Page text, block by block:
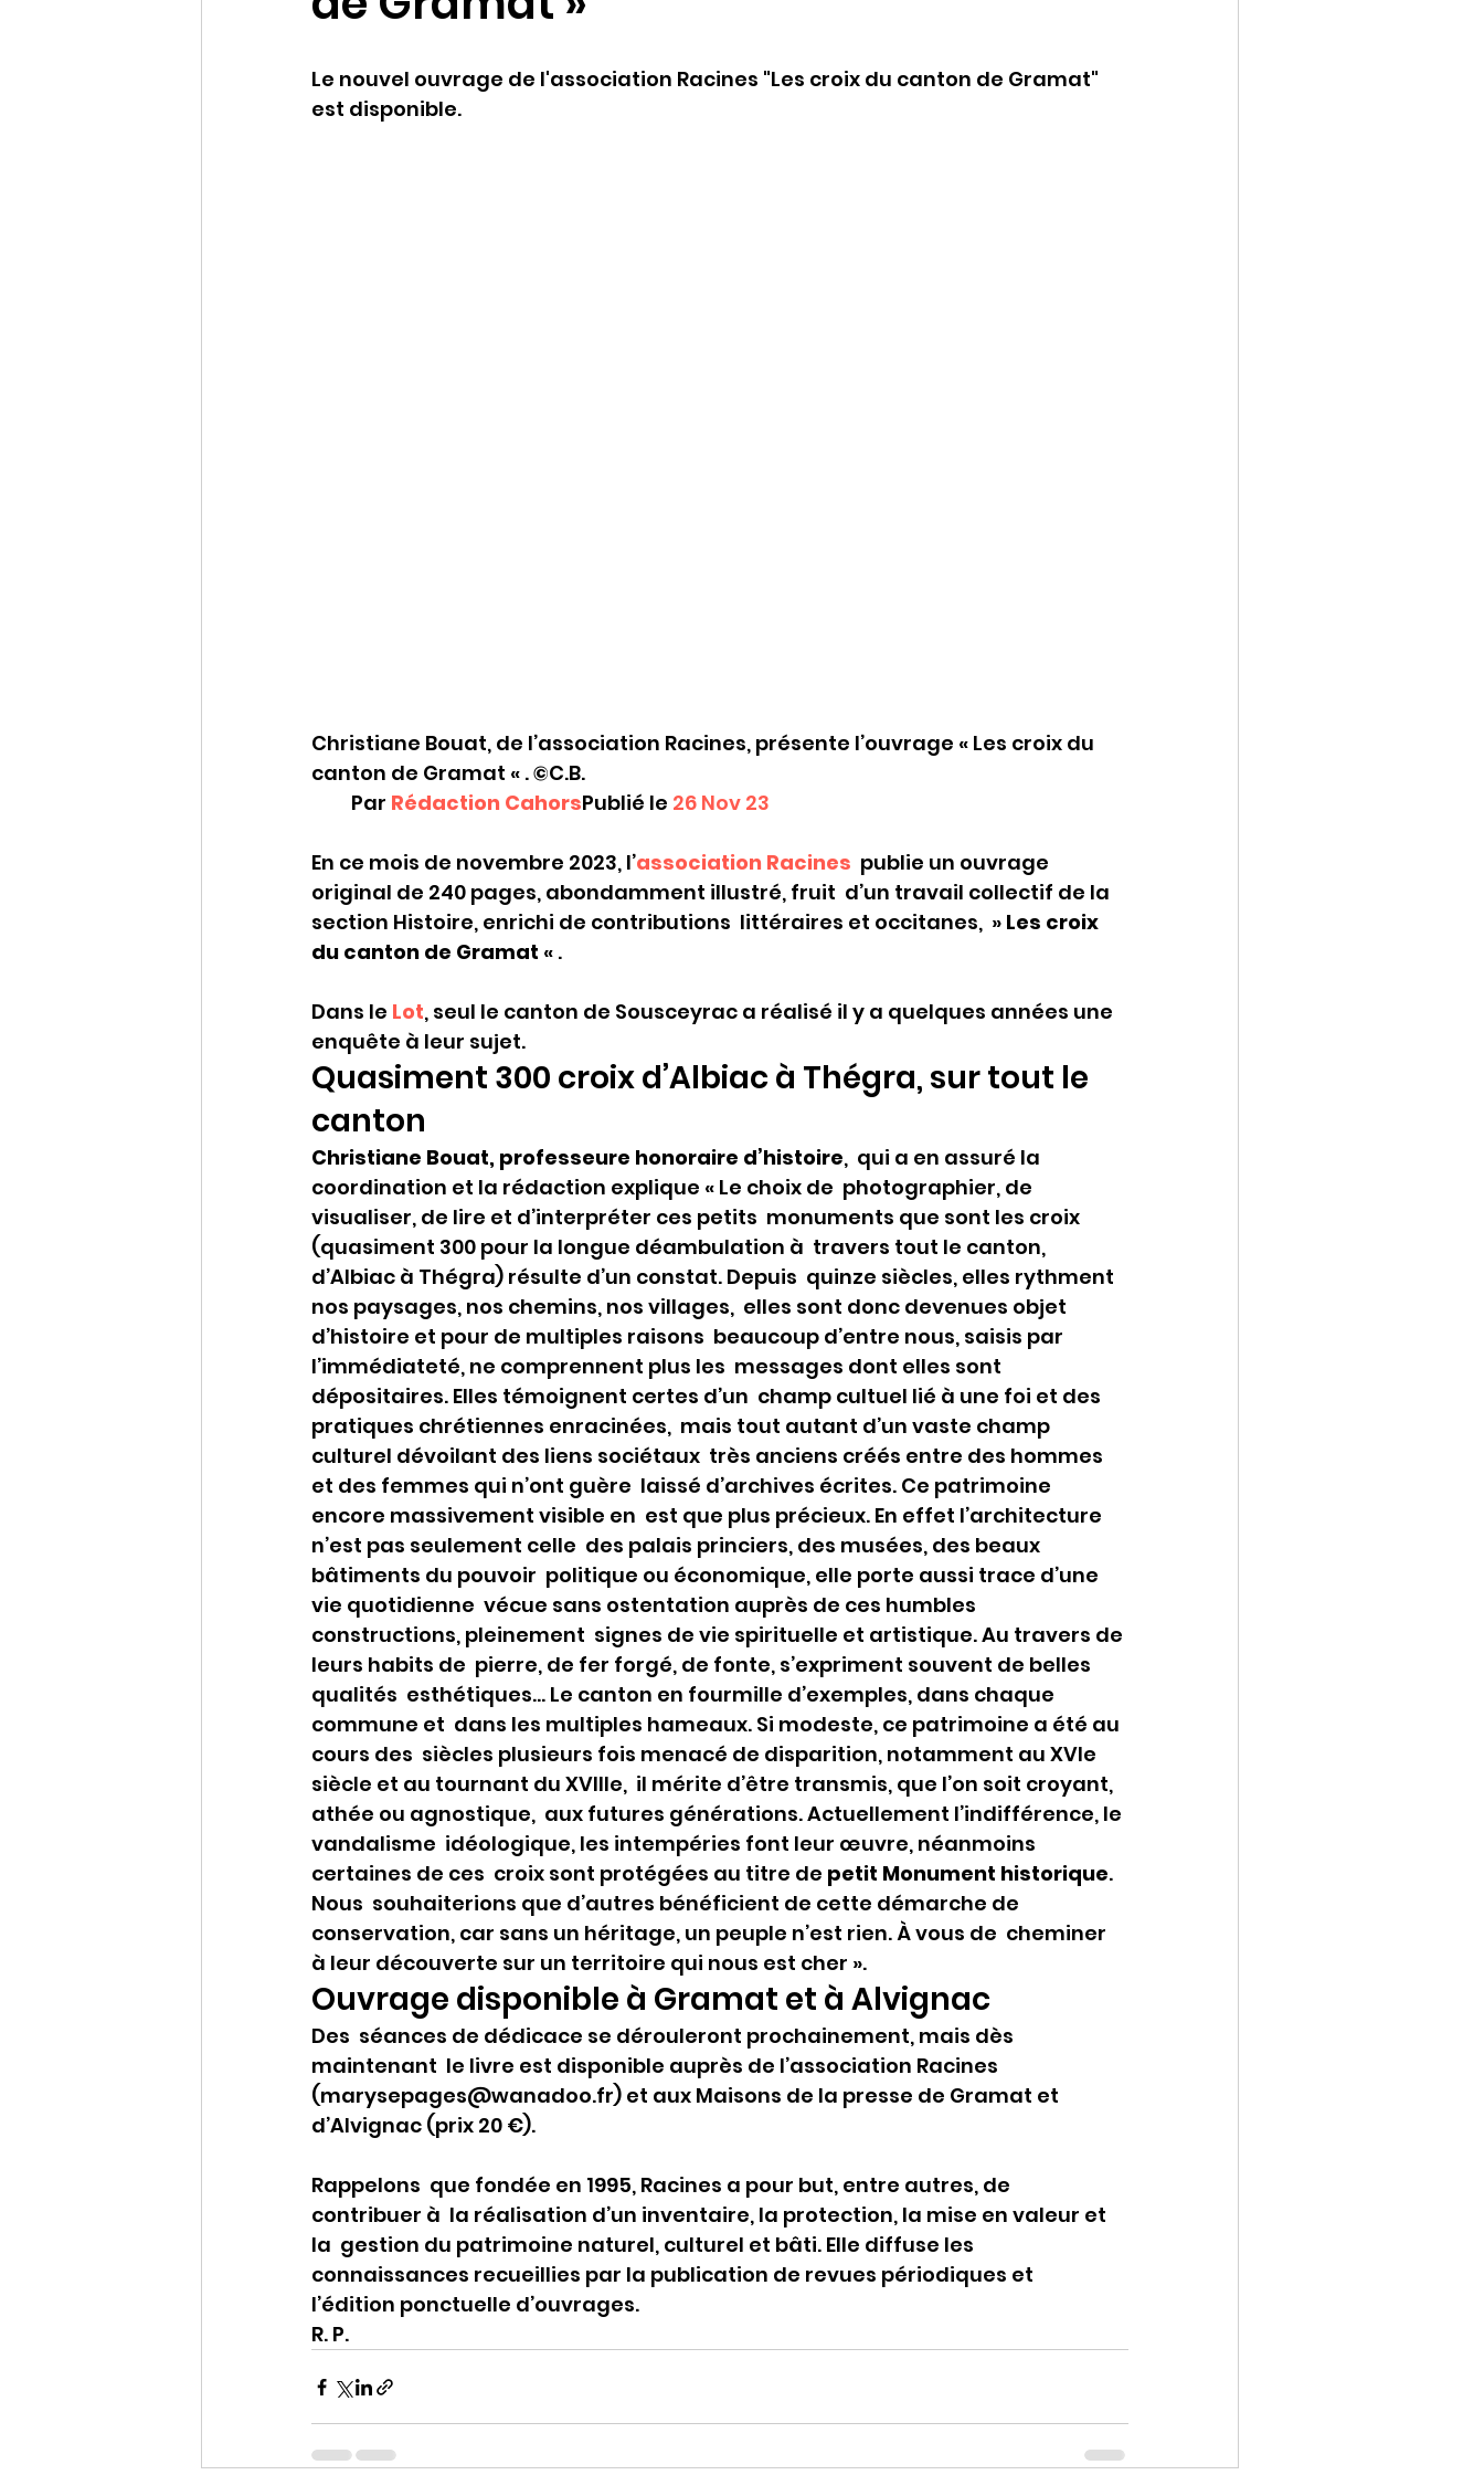
Le nouvel ouvrage de l'association Racines "Les croix du canton de Gramat"
est disponible.
Christiane Bouat, de l’association Racines, présente l’ouvrage « Les croix du
canton de Gramat « . ©C.B.
         Par
Rédaction CahorsPublié le 26 Nov 23
En ce mois de novembre 2023, l’association Racines
  publie un ouvrage
original de 240 pages, abondamment illustré, fruit  d’un travail collectif de la
section Histoire, enrichi de contributions  littéraires et occitanes,  » Les croix
du canton de Gramat « .
Dans le Lot, seul le canton de Sousceyrac a réalisé il y a quelques années une
enquête à leur sujet.
Quasiment 300 croix d’Albiac à Thégra, sur tout le
canton
Christiane Bouat, professeure honoraire d’histoire,  qui a en assuré la
coordination et la rédaction explique « Le choix de  photographier, de
visualiser, de lire et d’interpréter ces petits  monuments que sont les croix
(quasiment 300 pour la longue déambulation à  travers tout le canton,
d’Albiac à Thégra) résulte d’un constat. Depuis  quinze siècles, elles rythment
nos paysages, nos chemins, nos villages,  elles sont donc devenues objet
d’histoire et pour de multiples raisons  beaucoup d’entre nous, saisis par
l’immédiateté, ne comprennent plus les  messages dont elles sont
dépositaires. Elles témoignent certes d’un  champ cultuel lié à une foi et des
pratiques chrétiennes enracinées,  mais tout autant d’un vaste champ
culturel dévoilant des liens sociétaux  très anciens créés entre des hommes
et des femmes qui n’ont guère  laissé d’archives écrites. Ce patrimoine
encore massivement visible en  est que plus précieux. En effet l’architecture
n’est pas seulement celle  des palais princiers, des musées, des beaux
bâtiments du pouvoir  politique ou économique, elle porte aussi trace d’une
vie quotidienne  vécue sans ostentation auprès de ces humbles
constructions, pleinement  signes de vie spirituelle et artistique. Au travers de
leurs habits de  pierre, de fer forgé, de fonte, s’expriment souvent de belles
qualités  esthétiques… Le canton en fourmille d’exemples, dans chaque
commune et  dans les multiples hameaux. Si modeste, ce patrimoine a été au
cours des  siècles plusieurs fois menacé de disparition, notamment au XVIe
siècle et au tournant du XVIIIe,  il mérite d’être transmis, que l’on soit croyant,
athée ou agnostique,  aux futures générations. Actuellement l’indifférence, le
vandalisme  idéologique, les intempéries font leur œuvre, néanmoins
certaines de ces  croix sont protégées au titre de petit Monument historique.
Nous  souhaiterions que d’autres bénéficient de cette démarche de
conservation, car sans un héritage, un peuple n’est rien. À vous de  cheminer
à leur découverte sur un territoire qui nous est cher ».
Ouvrage disponible à Gramat et à Alvignac
Des  séances de dédicace se dérouleront prochainement, mais dès
maintenant  le livre est disponible auprès de l’association Racines
(marysepages@wanadoo.fr) et aux Maisons de la presse de Gramat et
d’Alvignac (prix 20 €).
Rappelons  que fondée en 1995, Racines a pour but, entre autres, de
contribuer à  la réalisation d’un inventaire, la protection, la mise en valeur et
la  gestion du patrimoine naturel, culturel et bâti. Elle diffuse les
connaissances recueillies par la publication de revues périodiques et
l’édition ponctuelle d’ouvrages.
R. P.